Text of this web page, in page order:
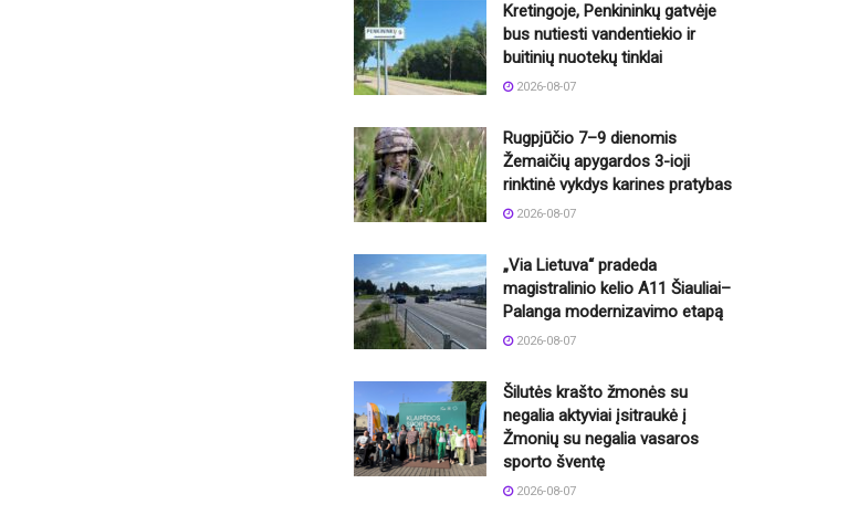
Kretingoje, Penkininkų gatvėje
bus nutiesti vandentiekio ir
buitinių nuotekų tinklai
2026-08-07
Rugpjūčio 7–9 dienomis
Žemaičių apygardos 3-ioji
rinktinė vykdys karines pratybas
2026-08-07
„Via Lietuva“ pradeda
magistralinio kelio A11 Šiauliai–
Palanga modernizavimo etapą
2026-08-07
Šilutės krašto žmonės su
negalia aktyviai įsitraukė į
Žmonių su negalia vasaros
sporto šventę
2026-08-07